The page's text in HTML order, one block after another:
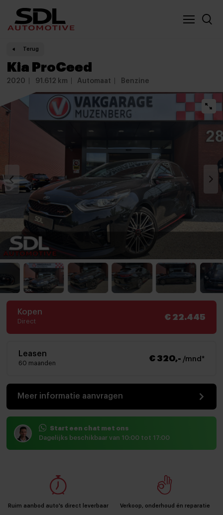
Nieuwe locatie SDL
Vergelijker
Terug
Kia ProCeed
2020 91.612 km Automaat Benzine
Leasen
60 maanden
€ 320,- /mnd*
Kopen
Direct
€ 22.445
Meer informatie aanvragen
Start een chat met ons
Dagelijks beschikbaar van 10:00 tot 17:00
Ruim aanbod auto's direct leverbaar Verkoop, onderhoud én reparatie